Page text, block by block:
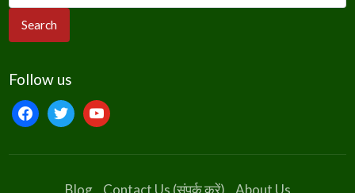
Follow us
facebooktwitteryoutube
Blog Contact Us (संपर्क करें) About Us